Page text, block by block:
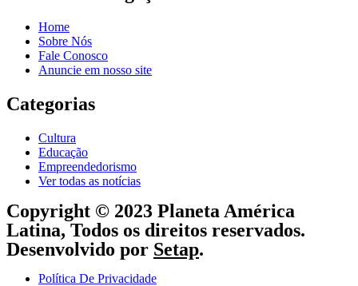
Home
Sobre Nós
Fale Conosco
Anuncie em nosso site
Categorias
Cultura
Educação
Empreendedorismo
Ver todas as notícias
Copyright © 2023 Planeta América
Latina, Todos os direitos reservados.
Desenvolvido por Setap.
Política De Privacidade